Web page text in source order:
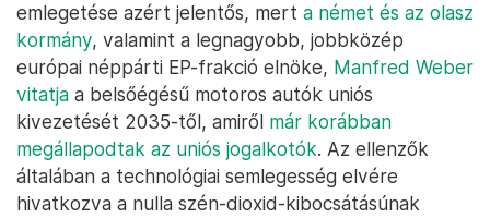
emlegetése azért jelentős, mert a német és az olasz
kormány, valamint a legnagyobb, jobbközép
európai néppárti EP-frakció elnöke, Manfred Weber
vitatja a belsőégésű motoros autók uniós
kivezetését 2035-től, amiről már korábban
megállapodtak az uniós jogalkotók. Az ellenzők
általában a technológiai semlegesség elvére
hivatkozva a nulla szén-dioxid-kibocsátásúnak